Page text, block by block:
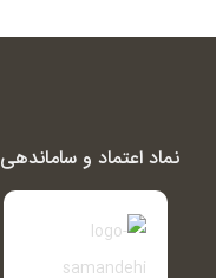
نماد اعتماد و ساماندهی